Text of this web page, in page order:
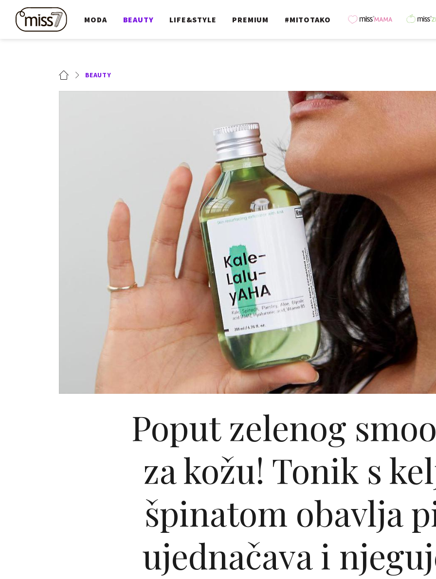
MODA BEAUTY LIFE&STYLE PREMIUM #MITOTAKO
BEAUTY
Poput zelenog
za kožu! Tonik s
špinatom obavlja
ujednačava i